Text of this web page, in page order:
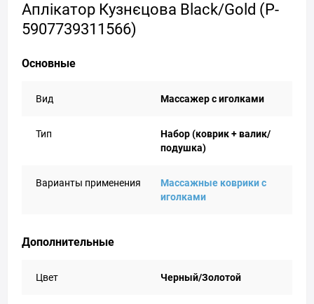
Аплікатор Кузнєцова Black/Gold (P-
5907739311566)
Основные
Вид Массажер с иголками
Тип
Набор (коврик + валик/
подушка)
Варианты применения
Массажные коврики с
иголками
Дополнительные
Цвет Черный/Золотой